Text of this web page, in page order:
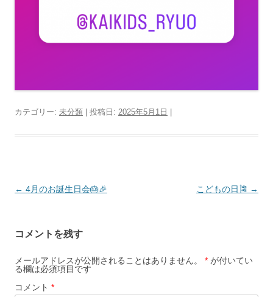
カテゴリー: 未分類 | 投稿日: 2025年5月1日
投
ビ
ゲ
ー
シ
← 4月のお誕生日会🎂🎉 こどもの日🎏 →
コメントを残す
メールアドレスが公開されることはありません。 * が付いてい
る欄は必須項目です
コメント *